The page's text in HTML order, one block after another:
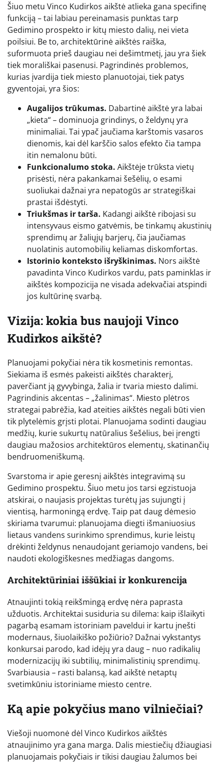
Šiuo metu Vinco Kudirkos aikštė atlieka gana specifinę
funkciją – tai labiau pereinamasis punktas tarp
Gedimino prospekto ir kitų miesto dalių, nei vieta
poilsiui. Be to, architektūrinė aikštės raiška,
suformuota prieš daugiau nei dešimtmetį, jau yra šiek
tiek morališkai pasenusi. Pagrindinės problemos,
kurias įvardija tiek miesto planuotojai, tiek patys
gyventojai, yra šios:
Augalijos trūkumas. Dabartinė aikštė yra labai
„kieta“ – dominuoja grindinys, o želdynų yra
minimaliai. Tai ypač jaučiama karštomis vasaros
dienomis, kai dėl karščio salos efekto čia tampa
itin nemalonu būti.
Funkcionalumo stoka. Aikštėje trūksta vietų
prisėsti, nėra pakankamai šešėlių, o esami
suoliukai dažnai yra nepatogūs ar strategiškai
prastai išdėstyti.
Triukšmas ir tarša. Kadangi aikštė ribojasi su
intensyvaus eismo gatvėmis, be tinkamų akustinių
sprendimų ar žaliųjų barjerų, čia jaučiamas
nuolatinis automobilių keliamas diskomfortas.
Istorinio konteksto išryškinimas. Nors aikštė
pavadinta Vinco Kudirkos vardu, pats paminklas ir
aikštės kompozicija ne visada adekvačiai atspindi
jos kultūrinę svarbą.
Vizija: kokia bus naujoji Vinco
Kudirkos aikštė?
Planuojami pokyčiai nėra tik kosmetinis remontas.
Siekiama iš esmės pakeisti aikštės charakterį,
paverčiant ją gyvybinga, žalia ir tvaria miesto dalimi.
Pagrindinis akcentas – „žalinimas“. Miesto plėtros
strategai pabrėžia, kad ateities aikštės negali būti vien
tik plytelėmis grįsti plotai. Planuojama sodinti daugiau
medžių, kurie sukurtų natūralius šešėlius, bei įrengti
daugiau mažosios architektūros elementų, skatinančių
bendruomeniškumą.
Svarstoma ir apie geresnį aikštės integravimą su
Gedimino prospektu. Šiuo metu jos tarsi egzistuoja
atskirai, o naujasis projektas turėtų jas sujungti į
vientisą, harmoningą erdvę. Taip pat daug dėmesio
skiriama tvarumui: planuojama diegti išmaniuosius
lietaus vandens surinkimo sprendimus, kurie leistų
drėkinti želdynus nenaudojant geriamojo vandens, bei
naudoti ekologiškesnes medžiagas dangoms.
Architektūriniai iššūkiai ir konkurencija
Atnaujinti tokią reikšmingą erdvę nėra paprasta
užduotis. Architektai susiduria su dilema: kaip išlaikyti
pagarbą esamam istoriniam paveldui ir kartu įnešti
modernaus, šiuolaikiško požiūrio? Dažnai vykstantys
konkursai parodo, kad idėjų yra daug – nuo radikalių
modernizacijų iki subtilių, minimalistinių sprendimų.
Svarbiausia – rasti balansą, kad aikštė netaptų
svetimkūniu istoriniame miesto centre.
Ką apie pokyčius mano vilniečiai?
Viešoji nuomonė dėl Vinco Kudirkos aikštės
atnaujinimo yra gana marga. Dalis miestiečių džiaugiasi
planuojamais pokyčiais ir tikisi daugiau žalumos bei